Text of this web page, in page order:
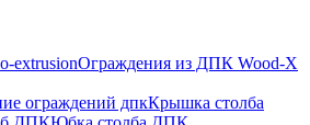
extrusionОграждения из ДПК Wood-X
ограждений дпкКрышка столба